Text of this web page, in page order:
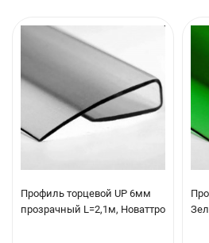
Плотность листа
Защита от УФ-излученя
Профиль торцевой UP 6мм
прозрачный L=2,1м, Новаттро